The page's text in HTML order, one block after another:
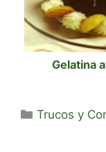
Gelatina
Categorías
Trucos y